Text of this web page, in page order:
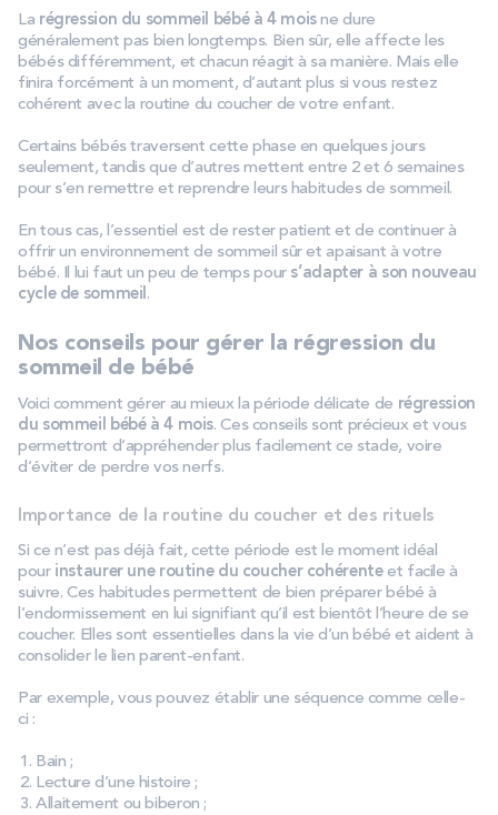
La régression du sommeil bébé à 4 moisne dure
généralement pas bien longtemps. Bien sûr, elle affecte les
bébés différemment, et chacun réagit à sa manière. Mais elle
finira forcément à un moment, d’autant plus si vous restez
cohérent avec la routine du coucher de votre enfant.
Certains bébés traversent cette phase en quelques jours
seulement, tandis que d’autres mettent entre 2 et 6 semaines
pour s’en remettre et reprendre leurs habitudes de sommeil.
En tous cas, l’essentiel est de rester patient et de continuer à
offrir un environnement de sommeil sûr et apaisant à votre
bébé. Il lui faut un peu de temps pour s’adapter à son nouveau
cycle de sommeil.
Nos conseils pour gérer la régression du
sommeil de bébé
Voici comment gérer au mieux la période délicate de régression
du sommeil bébé à 4 mois. Ces conseils sont précieux et vous
permettront d’appréhender plus facilement ce stade, voire
d’éviter de perdre vos nerfs.
Importance de la routine du coucher et des rituels
Si ce n’est pas déjà fait, cette période est le moment idéal
pour instaurer une routine du coucher cohérenteet facile à
suivre. Ces habitudes permettent de bien préparer bébé à
l’endormissement en lui signifiant qu’il est bientôt l’heure de se
coucher. Elles sont essentielles dans la vie d’un bébé et aident à
consolider le lien parent-enfant.
Par exemple, vous pouvez établir une séquence comme celle-
ci :
Bain ;
Lecture d’une histoire ;
Allaitement ou biberon ;